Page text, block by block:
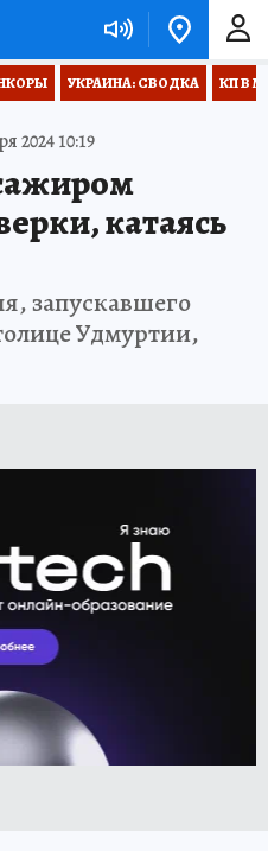
УКРАИНА: СВОДКА КП В
2024 10:19
катаясь
запускавшего
Удмуртии,